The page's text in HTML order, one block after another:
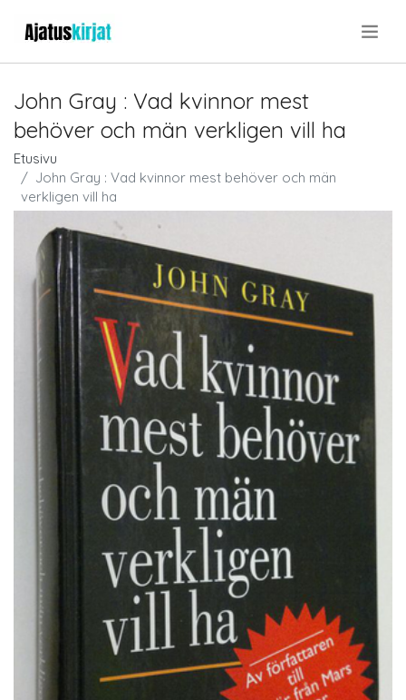
John Gray : Vad kvinnor mest
behöver och män verkligen vill ha
Etusivu
John Gray : Vad kvinnor mest behöver och män
verkligen vill ha